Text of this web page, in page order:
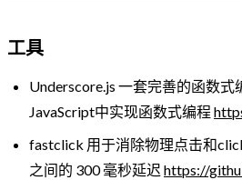
工具
Underscore.js 一套完善的函数
JavaScript中实现函数式编程
fastclick 用于消除物理点击和
之间的 300 毫秒延迟 https://